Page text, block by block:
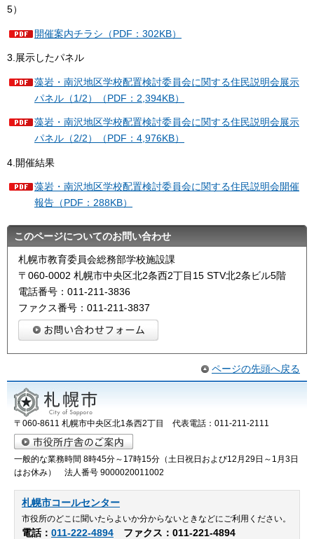
5）
開催案内チラシ（PDF：302KB）
3.展示したパネル
藻岩・南沢地区学校配置検討委員会に関する住民説明会展示
パネル（1/2）（PDF：2,394KB）
藻岩・南沢地区学校配置検討委員会に関する住民説明会展示
パネル（2/2）（PDF：4,976KB）
4.開催結果
藻岩・南沢地区学校配置検討委員会に関する住民説明会開催
報告（PDF：288KB）
このページについてのお問い合わせ
札幌市教育委員会総務部学校施設課
〒060-0002 札幌市中央区北2条西2丁目15 STV北2条ビル5階
電話番号：011-211-3836
ファクス番号：011-211-3837
ページの先頭へ戻る
〒060-8611 札幌市中央区北1条西2丁目 代表電話：011-211-2111
一般的な業務時間 8時45分～17時15分（土日祝日および12月29日～1月3日
はお休み） 法人番号 9000020011002
札幌市コールセンター
市役所のどこに聞いたらよいか分からないときなどにご利用ください。
電話： 011-222-4894 ファクス：011-221-4894